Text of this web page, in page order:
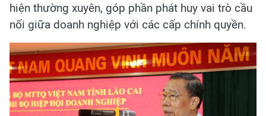
hiện thường xuyên, góp phần phát huy vai trò cầu
nối giữa doanh nghiệp với các cấp chính quyền.